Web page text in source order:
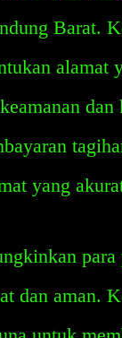
Barat.
alamat
dan
yang
dan aman.